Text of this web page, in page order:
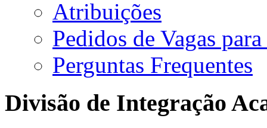
Atribuições
Pedidos de Vagas
Perguntas Frequentes
Divisão de Integração